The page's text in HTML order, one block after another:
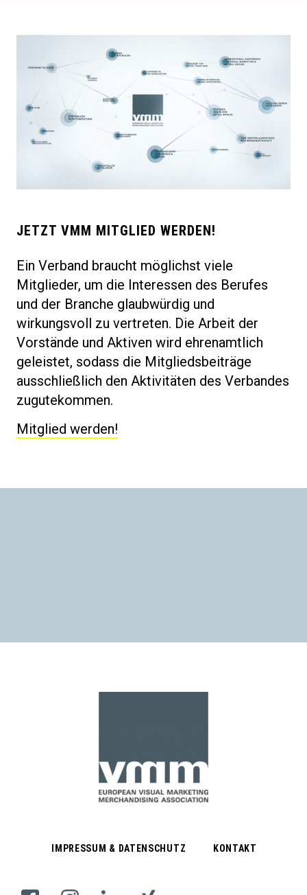
JETZT VMM MITGLIED WERDEN!
Ein Verband braucht möglichst viele
Mitglieder, um die Interessen des Berufes
und der Branche glaubwürdig und
wirkungsvoll zu vertreten. Die Arbeit der
Vorstände und Aktiven wird ehrenamtlich
geleistet, sodass die Mitgliedsbeiträge
ausschließlich den Aktivitäten des Verbandes
zugutekommen.
Mitglied werden!
IMPRESSUM & DATENSCHUTZ KONTAKT